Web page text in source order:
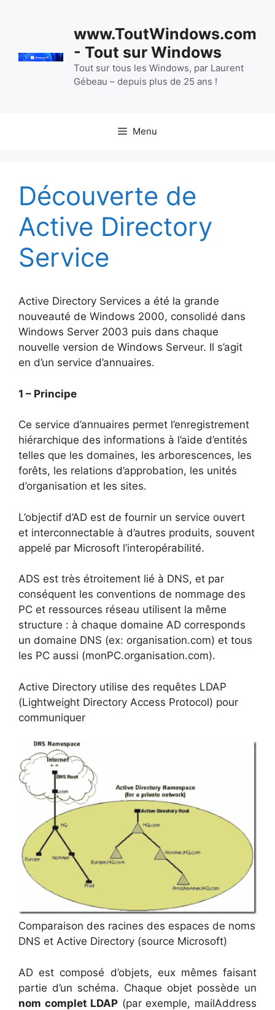
www.ToutWindows.com
- Tout sur Windows
Tout sur tous les Windows, par Laurent
Gébeau – depuis plus de 25 ans !
Menu
Découverte de
Active Directory
Service
Active Directory Services a été la grande
nouveauté de Windows 2000, consolidé dans
Windows Server 2003 puis dans chaque
nouvelle version de Windows Serveur. Il s’agit
en d’un service d’annuaires.
1 – Principe
Ce service d’annuaires permet l’enregistrement
hiérarchique des informations à l’aide d’entités
telles que les domaines, les arborescences, les
forêts, les relations d’approbation, les unités
d’organisation et les sites.
L’objectif d’AD est de fournir un service ouvert
et interconnectable à d’autres produits, souvent
appelé par Microsoft l’interopérabilité.
ADS est très étroitement lié à DNS, et par
conséquent les conventions de nommage des
PC et ressources réseau utilisent la même
structure : à chaque domaine AD corresponds
un domaine DNS (ex: organisation.com) et tous
les PC aussi (monPC.organisation.com).
Active Directory utilise des requêtes LDAP
(Lightweight Directory Access Protocol) pour
communiquer
Comparaison des racines des espaces de noms
DNS et Active Directory (source Microsoft)
AD est composé d’objets, eux mêmes faisant
partie d’un schéma. Chaque objet possède un
nom complet LDAP (par exemple, mailAddress